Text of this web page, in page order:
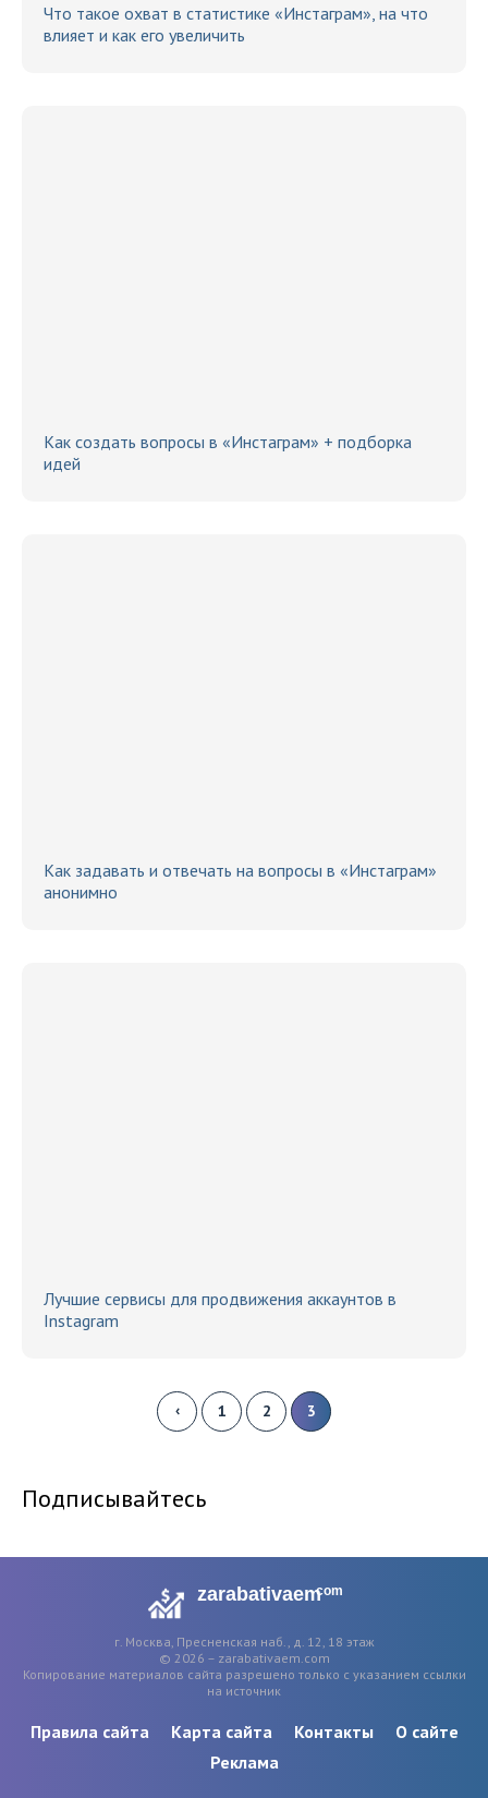
Что такое охват в статистике «Инстаграм», на что
влияет и как его увеличить
Как создать вопросы в «Инстаграм» + подборка
идей
Как задавать и отвечать на вопросы в «Инстаграм»
анонимно
Лучшие сервисы для продвижения аккаунтов в
Instagram
‹ 1 2 3
Подписывайтесь
zarabativaemcom
г. Москва, Пресненская наб., д. 12, 18 этаж
© 2026 – zarabativaem.com
Копирование материалов сайта разрешено только с указанием ссылки
на источник
Правила сайта Карта сайта Контакты
О сайте
Реклама